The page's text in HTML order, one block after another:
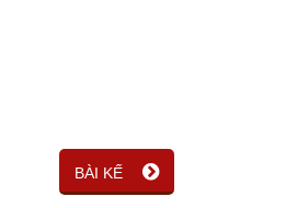
BÀI KẾ